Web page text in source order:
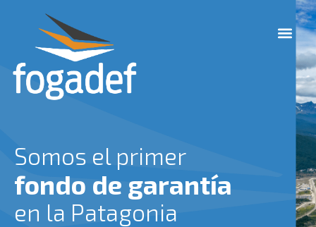
M
e
Somos el primer
fondo de garantía
en la Patagonia